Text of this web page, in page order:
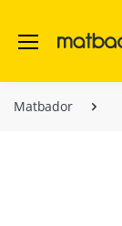
Matbador